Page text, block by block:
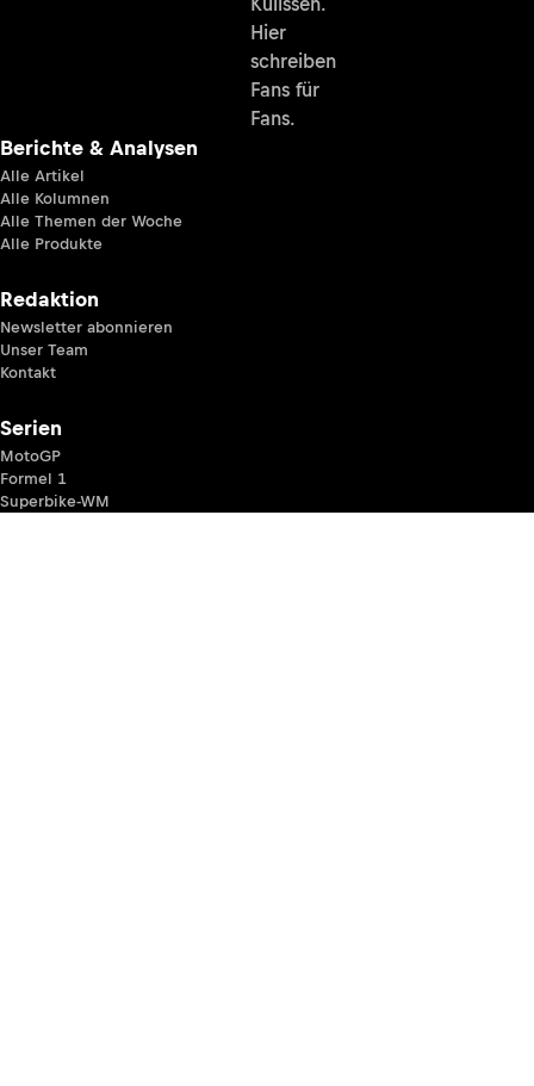
Hier
schreiben
Fans für
Fans.
Berichte & Analysen
Alle Artikel
Alle Kolumnen
Alle Themen der Woche
Alle Produkte
Redaktion
Newsletter abonnieren
Unser Team
Kontakt
Serien
MotoGP
Formel 1
Superbike-WM